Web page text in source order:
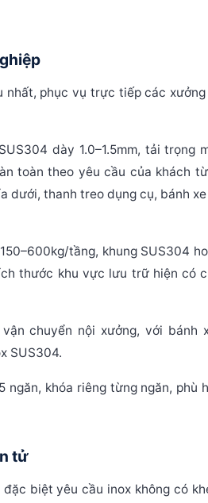
phục vụ trực tiếp các
dày 1.0–1.5mm, tải trọng
toàn theo yêu cầu của khách
dưới, thanh treo dụng cụ, bánh
tầng, khung SUS304
thước khu vực lưu trữ hiện có
chuyển nội xưởng, với bánh
SUS304.
ngăn, khóa riêng từng ngăn, phù
tử
biệt yêu cầu inox không có